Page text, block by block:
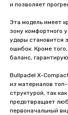
и позволяет
Эта модель имеет
зону комфортного
удары становится
ошибок. Кроме
баланс,
Bullpadel X-
из материалов
структурой, так
предотвращает
первоначальный